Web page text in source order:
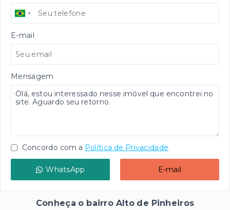
E-mail
Mensagem
Concordo com a Política de Privacidade
WhatsApp E-mail
Conheça o bairro Alto de Pinheiros